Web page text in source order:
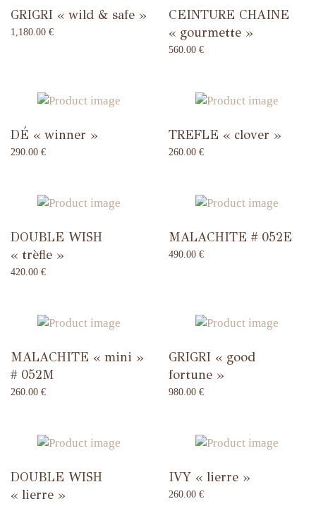
GRIGRI « wild & safe »
1,180.00 €
CEINTURE CHAINE
« gourmette »
560.00 €
DÉ « winner »
290.00 €
TREFLE « clover »
260.00 €
DOUBLE WISH
« trèfle »
420.00 €
MALACHITE # 052E
490.00 €
MALACHITE « mini »
# 052M
260.00 €
GRIGRI « good
fortune »
980.00 €
DOUBLE WISH
« lierre »
IVY « lierre »
260.00 €